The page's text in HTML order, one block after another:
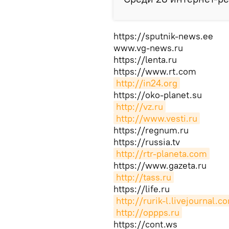
https://sputnik-news.ee
www.vg-news.ru
https://lenta.ru
https://www.rt.com
http://in24.org
https://oko-planet.su
http://vz.ru
http://www.vesti.ru
https://regnum.ru
https://russia.tv
http://rtr-planeta.com
https://www.gazeta.ru
http://tass.ru
https://life.ru
http://rurik-
http://oppps.ru
https://cont.ws